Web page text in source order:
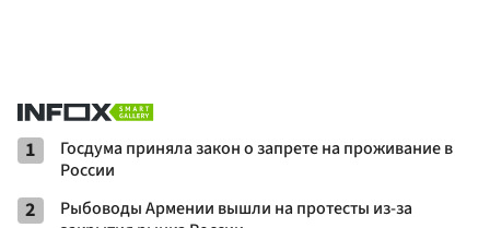
1
Госдума приняла закон о запрете на проживание в
России
2
Рыбоводы Армении вышли на протесты из-за